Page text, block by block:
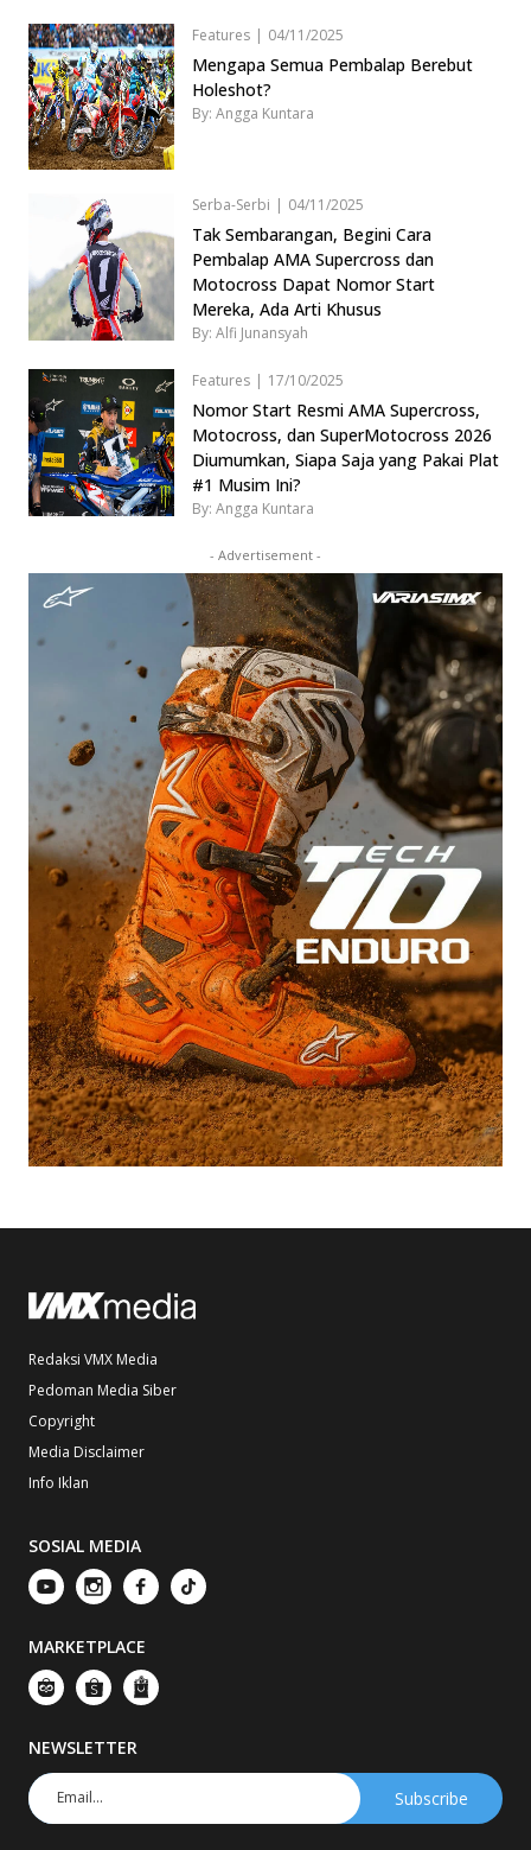
Features | 04/11/2025
Mengapa Semua Pembalap Berebut
Holeshot?
By: Angga Kuntara
Serba-Serbi | 04/11/2025
Tak Sembarangan, Begini Cara
Pembalap AMA Supercross dan
Motocross Dapat Nomor Start
Mereka, Ada Arti Khusus
By: Alfi Junansyah
Features | 17/10/2025
Nomor Start Resmi AMA Supercross,
Motocross, dan SuperMotocross 2026
Diumumkan, Siapa Saja yang Pakai Plat
#1 Musim Ini?
By: Angga Kuntara
- Advertisement -
Redaksi VMX Media
Pedoman Media Siber
Copyright
Media Disclaimer
Info Iklan
SOSIAL MEDIA
MARKETPLACE
NEWSLETTER